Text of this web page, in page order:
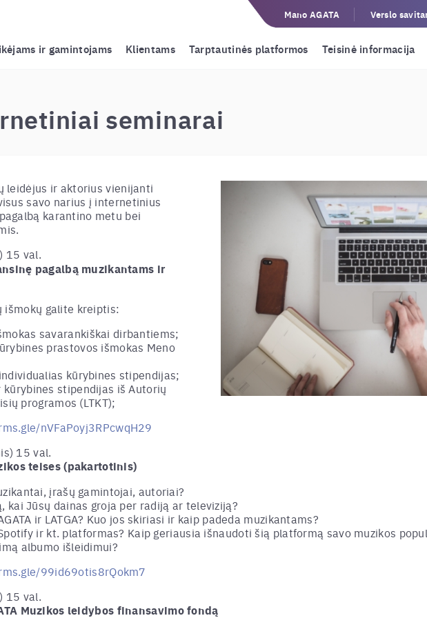
Mano AGATA Verslo
ir gamintojams Klientams Tarptautinės platformos Teisinė informacija
seminarai
leidėjus ir aktorius vienijanti
savo narius į internetinius
karantino metu bei
15 val.
pagalbą muzikantams ir
išmokų galite kreiptis:
savarankiškai dirbantiems;
prastovos išmokas Meno
kūrybines stipendijas;
stipendijas iš Autorių
programos (LTKT);
nVFaPoyj3RPcwqH29
15 val.
teises (pakartotinis)
įrašų gamintojai, autoriai?
kai Jūsų dainas groja per radiją ar televiziją?
ir LATGA? Kuo jos skiriasi ir kaip padeda muzikantams?
ir kt. platformas? Kaip geriausia išnaudoti šią platformą savo muzikos
albumo išleidimui?
99id69otis8rQokm7
15 val.
Muzikos leidybos finansavimo fondą